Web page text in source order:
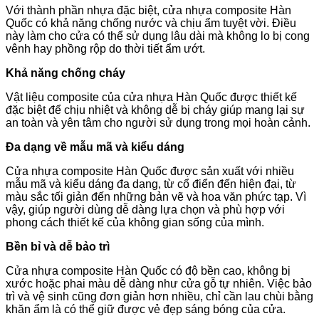
Với thành phần nhựa đặc biệt, cửa nhựa composite Hàn
Quốc có khả năng chống nước và chịu ẩm tuyệt vời. Điều
này làm cho cửa có thể sử dụng lâu dài mà không lo bị cong
vênh hay phồng rộp do thời tiết ẩm ướt.
Khả năng chống cháy
Vật liệu composite của cửa nhựa Hàn Quốc được thiết kế
đặc biệt để chịu nhiệt và không dễ bị cháy giúp mang lại sự
an toàn và yên tâm cho người sử dụng trong mọi hoàn cảnh.
Đa dạng về mẫu mã và kiểu dáng
Cửa nhựa composite Hàn Quốc được sản xuất với nhiều
mẫu mã và kiểu dáng đa dạng, từ cổ điển đến hiện đại, từ
màu sắc tối giản đến những bản vẽ và hoa văn phức tạp. Vì
vậy, giúp người dùng dễ dàng lựa chọn và phù hợp với
phong cách thiết kế của không gian sống của mình.
Bền bỉ và dễ bảo trì
Cửa nhựa composite Hàn Quốc có độ bền cao, không bị
xước hoặc phai màu dễ dàng như cửa gỗ tự nhiên. Việc bảo
trì và vệ sinh cũng đơn giản hơn nhiều, chỉ cần lau chùi bằng
khăn ẩm là có thể giữ được vẻ đẹp sáng bóng của cửa.